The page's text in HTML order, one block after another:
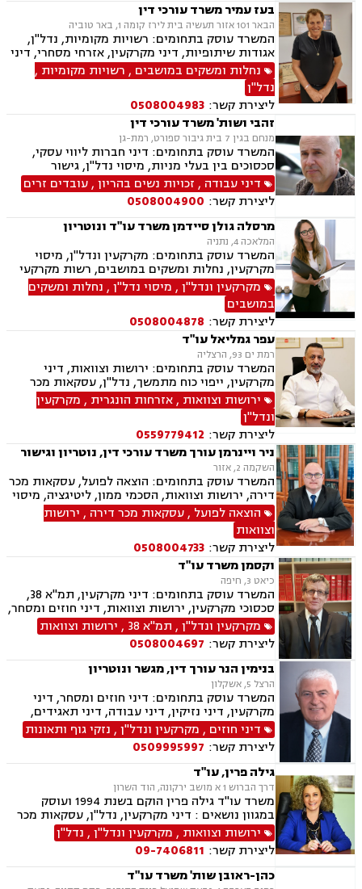
בעז עמיר משרד עורכי דין
הבאר 101 אזור תעשיה בית לירז קומה 1, באר טוביה
המשרד עוסק בתחומים: רשויות מקומיות, נדל"ן,
אגודות שיתופיות, דיני מקרקעין, אזרחי מסחרי, דיני
בוררות, עובדים זרים, דיני תאגידים, גישור
ובוררויות, מיסוי נדל"ן, תמ"א 38, תכנון ובניה, נחלות
ומשקים במושבים, הפקעת קרקעות, מושבים
וקיבוצים , עסקאות מכר דירה, דיור מוגן, רשות
מקרקעי ישראל, צווי הריסה, ירושות וצוואות, הסכמי
ממון
נחלות ומשקים במושבים , רשויות מקומיות ,
נדל"ן
ליצירת קשר: 0508004983
זהבי ושות' משרד עורכי דין
מנחם בגין 7 בית גיבור ספורט, רמת-גן
המשרד עוסק בתחומים: דיני חברות ליווי עסקי,
סכסוכים בין בעלי מניות, מיסוי נדל"ן, גישור
ובוררויות, לשון הרע, תביעות ייצוגיות דיני עבודה,
זכויות נשים בהריון, עובדים זרים, מקרקעין ונדל"ן,
אגודות שיתופיות, פינוי מושכר, עסקאות מכר דירה,
נחלות ומושבים, רשות מקרקעי ישראל, משפט
מסחרי, מסחר בינלאומי, משפט אזרחי, גישור עסקי
דיני עבודה , זכויות נשים בהריון,עובדים זרים
ליצירת קשר: 0508004900
מרסלה גולן סיידמן משרד עו"ד ונוטריון
המלאכה 4, נתניה
המשרד עוסק בתחומים: מקרקעין ונדל"ן, מיסוי
מקרקעין, נחלות ומשקים במושבים, רשות מקרקעי
ישראל, בתים משותפים, נדל"ן ביהודה ושומרון, פינוי
בינוי, עסקאות מכר דירה, ירושות וצוואות, ייפוי כוח
מתמשך, נוטריון ספרדי, אנגלית ופורטוגזית.
מקרקעין ונדל"ן, מיסוי נדל"ן, נחלות ומשקים
במושבים
ליצירת קשר: 0508004878
עפר גמליאל עו"ד
רמת ים 93, הרצליה
המשרד עוסק בתחומים: ירושות וצוואות, דיני
מקרקעין, ייפוי כוח מתמשך, נדל"ן, עסקאות מכר
דירה, מיסוי נדל"ן, אזרחי מסחרי, נוטריון, דיני חוזים,
פינוי בינוי, קבוצות רכישה, מגרשים לבניה , הוצאה
לפועל
ירושות וצוואות ,אזרחות הונגרית , מקרקעין
ונדל"ן
ליצירת קשר: 0559779412
ניר ויינרמן עורך משרד עורכי דין, נוטריון וגישור
השקמה 2, אזור
המשרד עוסק בתחומים: הוצאה לפועל, עסקאות מכר
דירה, ירושות וצוואות, הסכמי ממון, ליטיגציה, מיסוי
נדל"ן, נוטריון, פשיטת רגל, פינוי מושכר, ייפוי כוח
מתמשך וגישור עסקי
הוצאה לפועל ,עסקאות מכר דירה , ירושות
וצוואות
ליצירת קשר: 0508004733
וקסמן משרד עו"ד
כיאט 3, חיפה
המשרד עוסק בתחומים: דיני מקרקעין, תמ"א 38,
סכסוכי מקרקעין, ירושות וצוואות, דיני חוזים ומסחר,
עסקאות מכר דירה, מיסוי נדל"ן, נדל"ן, דיור מוגן.
מקרקעין ונדל"ן, תמ"א 38 , ירושות וצוואות
ליצירת קשר: 0508004697
בנימין הנר עורך דין, מגשר ונוטריון
הרצל 5, אשקלון
המשרד עוסק בתחומים: דיני חוזים ומסחר, דיני
מקרקעין, דיני נזיקין, דיני עבודה, דיני תאגידים,
הוצאה לפועל, סדר דין אזרחי וראיות, עבירות מס
כלכליות, עסקאות מכר דירה, ליקויי בנייה, מגשרים,
מיסוי נדל"ן, מסים, נדל"ן, פינוי מושכר, ליטיגציה,
ירושות וצוואות, אבדן כושר עבודה, בוררים, ביטוח
לאומי, גישור במשפחה, גישור ובוררויות, דיני
פשיטות רגל, הסכמי ממון, תאונות דרכים, תעבורה,
תכנון ובניה.
דיני חוזים , מקרקעין ונדל"ן, נזקי גוף ותאונות
ליצירת קשר: 0509995997
גילה פרין, עו"ד
דרך הברוש 1 א מושב ירקונה, הוד השרון
משרד עו"ד גילה פרין הוקם בשנת 1994 ועוסק
במגוון נושאים : דיני מקרקעין, נדל"ן, עסקאות מכר
דירה, מיסוי נדל"ן, ירושות וצוואות, אפוטרופסות,
הסכמי ממון, ייפוי כוח מתמשך, הוצאה לפועל, דיני
חוזים ומסחר, קבוצות רכישה, מושבים וקיבוצים,
מגרשים חקלאיים, מגרשים לבניה, נוטריון
ירושות וצוואות , מקרקעין ונדל"ן, נדל"ן
ליצירת קשר: 09-7406811
כהן-ראובן שות' משרד עו"ד